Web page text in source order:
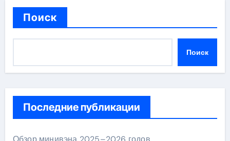
Поиск
Поиск
Последние публикации